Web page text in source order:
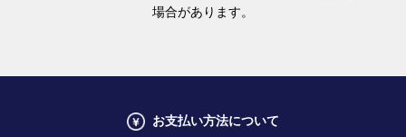
場合があります。
お支払い方法について